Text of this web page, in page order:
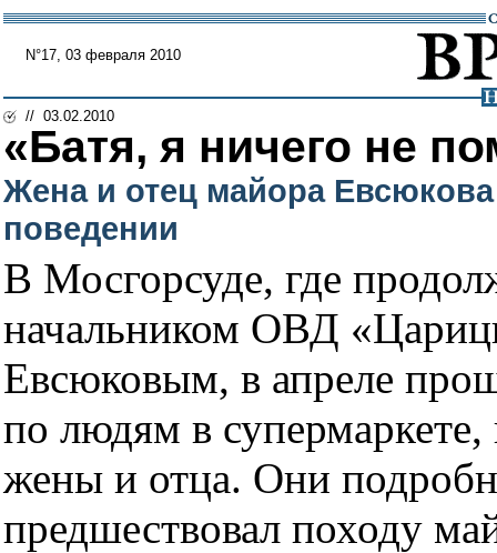
N°17, 03 февраля 2010
// 03.02.2010
«Батя, я ничего не
Жена и отец майора Евсюкова
поведении
В Мосгорсуде, где
начальником ОВД
Евсюковым, в апреле
по людям в супермаркете,
жены и отца. Они
предшествовал походу